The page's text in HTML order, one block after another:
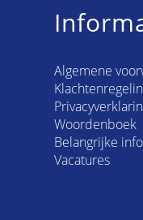
Algemene
Woordenboek
Belangrijke
Vacatures